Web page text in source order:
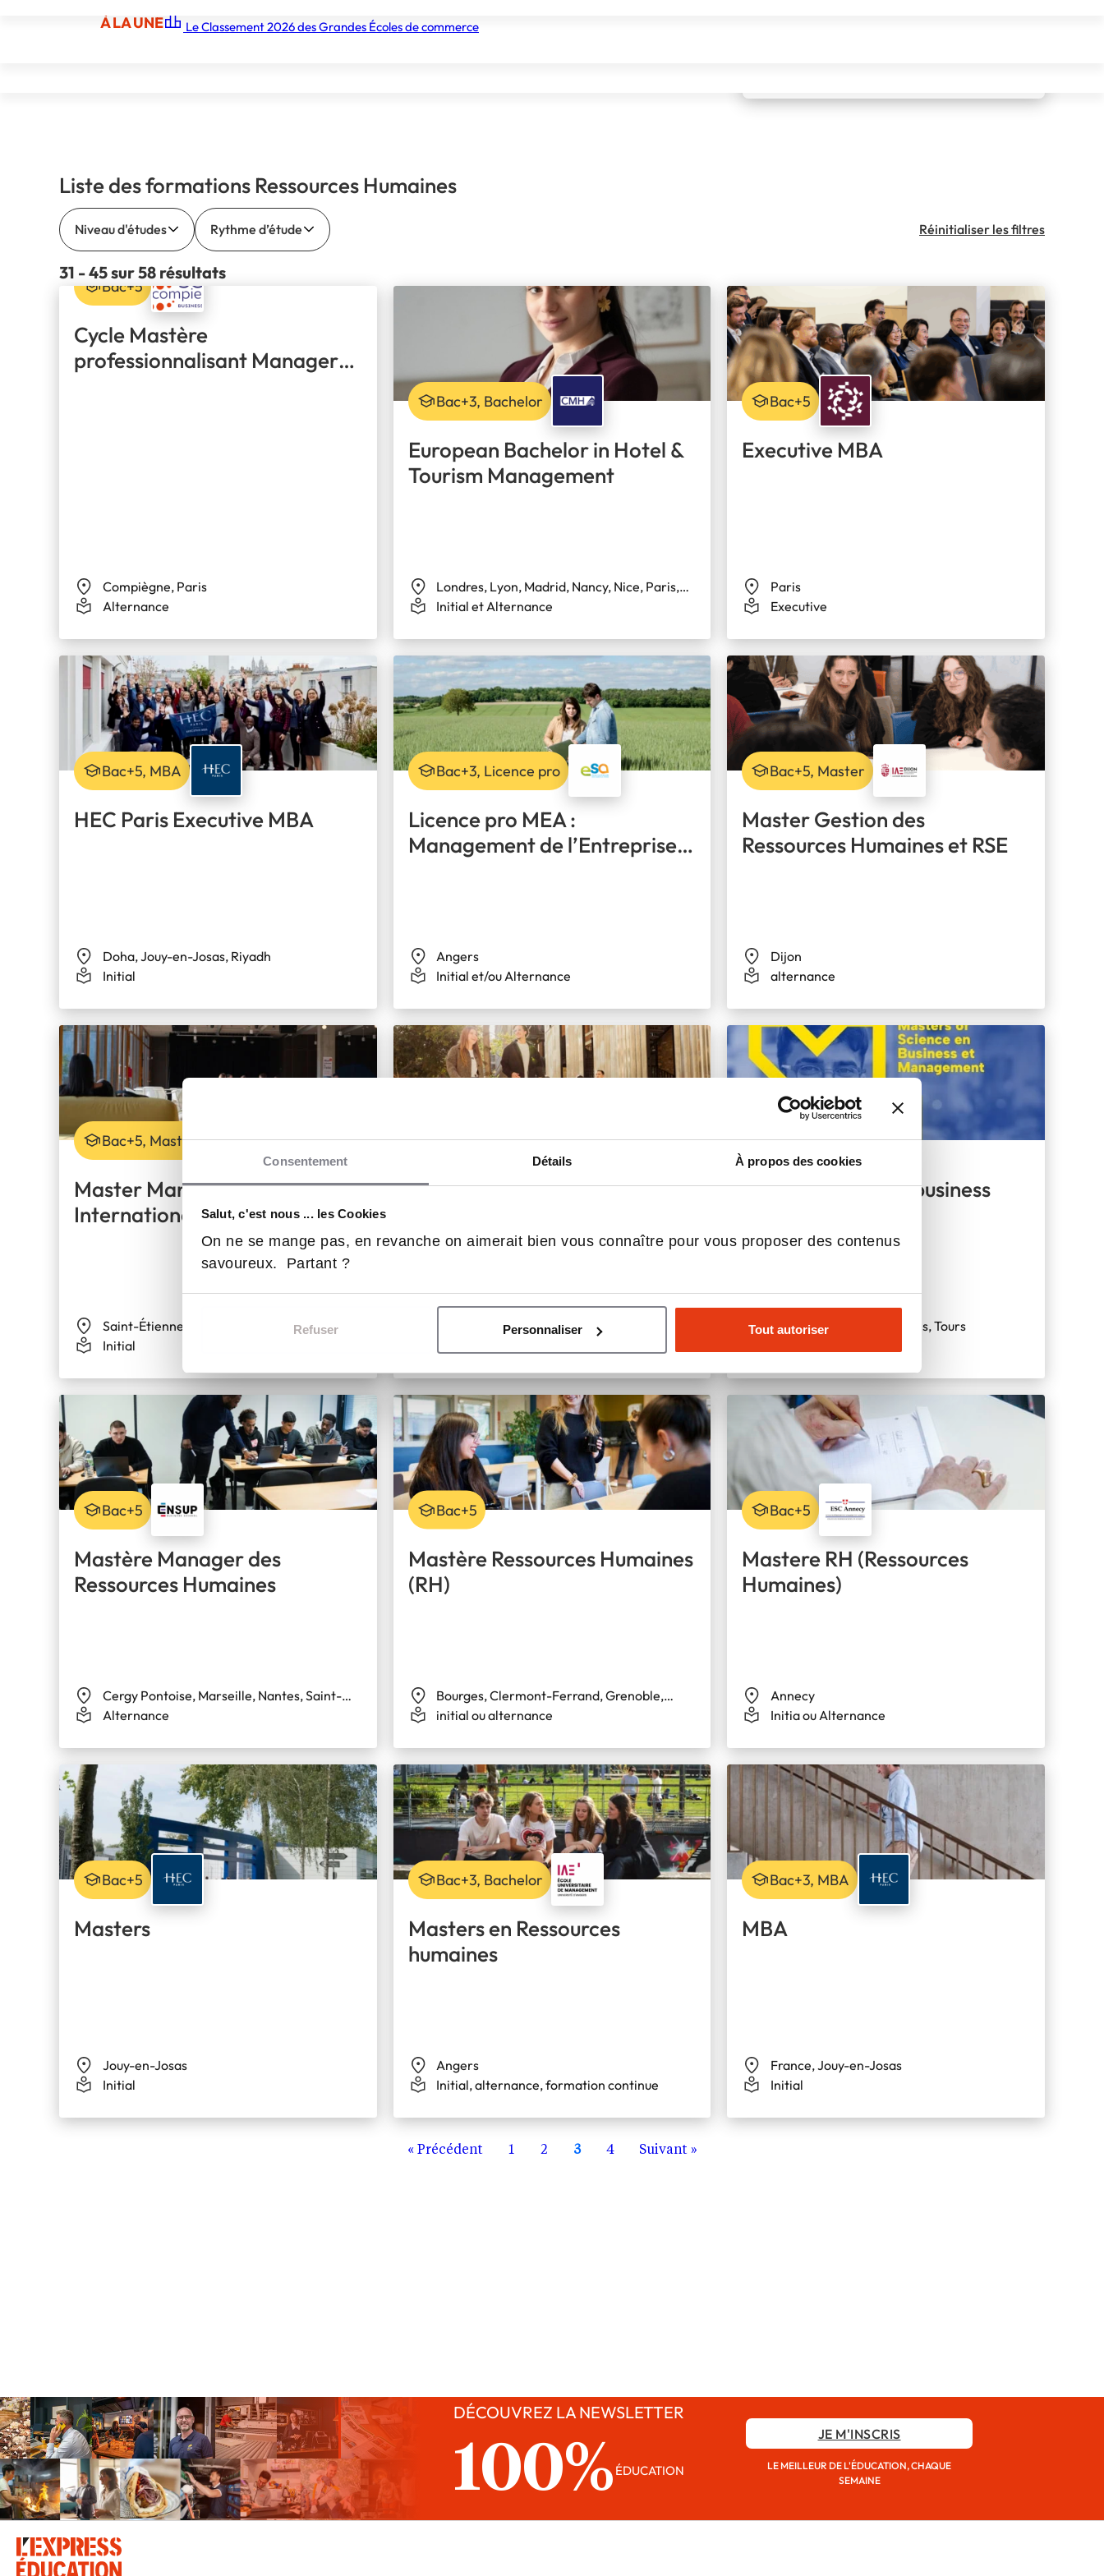
Consentement Détails À propos des cookies
Salut, c'est nous ... les Cookies
On ne se mange pas, en revanche on aimerait bien vous connaître pour vous proposer des contenus
savoureux. Partant ?
Refuser Personnaliser Tout autoriser
À LA UNE Le Classement 2026 des Grandes Écoles de commerce
Liste des formations Ressources Humaines
Niveau d'études Rythme d’étude Réinitialiser les filtres
31 - 45 sur 58 résultats
Cycle Mastère
professionnalisant Manager
Compiègne, Paris
Alternance
Bac+5
European Bachelor in Hotel &
Tourism Management
Londres, Lyon, Madrid, Nancy, Nice, Paris,
Toulouse
Initial et Alternance
Bac+3, Bachelor
Executive MBA
Paris
Executive
Bac+5
HEC Paris Executive MBA
Doha, Jouy-en-Josas, Riyadh
Initial
Bac+5, MBA
Licence pro MEA :
Management de l’Entreprise
Angers
Initial et/ou Alternance
Bac+3, Licence pro
Master Gestion des
Ressources Humaines et RSE
Dijon
alternance
Bac+5, Master
Master Management
International
Saint-Étienne
Initial
Bac+5, Master
Master of Business
Bac+5, MBA
Master of science business
La Rochelle, Orléans, Paris, Tours
Bac+5
Mastère Manager des
Ressources Humaines
Cergy Pontoise, Marseille, Nantes, Saint-
Quentin-en-Yvelines
Alternance
Bac+5
Mastère Ressources Humaines
(RH)
Bourges, Clermont-Ferrand, Grenoble,
Limoges, Valence
initial ou alternance
Bac+5
Mastere RH (Ressources
Humaines)
Annecy
Initia ou Alternance
Bac+5
Masters
Jouy-en-Josas
Initial
Bac+5
Masters en Ressources
humaines
Angers
Initial, alternance, formation continue
Bac+3, Bachelor
MBA
France, Jouy-en-Josas
Initial
Bac+3, MBA
« Précédent 1 2 3 4 Suivant »
DÉCOUVREZ LA NEWSLETTER
100% ÉDUCATION
JE M'INSCRIS
LE MEILLEUR DE L'ÉDUCATION, CHAQUE
SEMAINE